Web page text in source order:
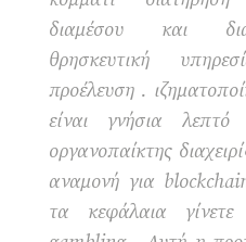
διαμέσου και
θρησκευτική
προέλευση .
είναι γνήσια
οργανοπαίκτης
αναμονή για
τα κεφάλαια γίνετε